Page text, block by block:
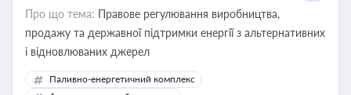
Про що тема: Правове регулювання виробництва,
продажу та державної підтримки енергії з альтернативних
і відновлюваних джерел
Паливно-енергетичний комплекс